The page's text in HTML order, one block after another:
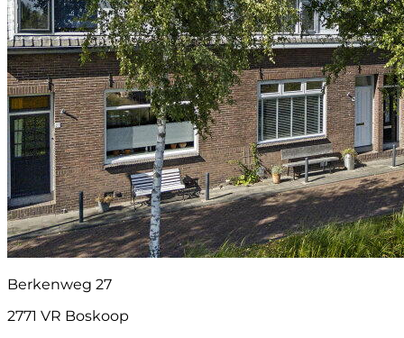
Berkenweg 27
2771 VR Boskoop